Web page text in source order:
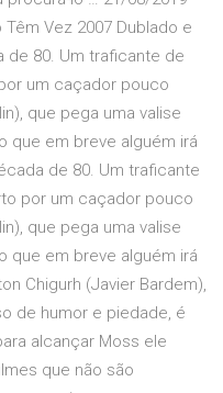
Vez 2007 Dublado e
de 80. Um traficante de
um caçador pouco
que pega uma valise
que em breve alguém irá
de 80. Um traficante
por um caçador pouco
que pega uma valise
que em breve alguém irá
Chigurh (Javier Bardem),
de humor e piedade, é
alcançar Moss ele
que não são